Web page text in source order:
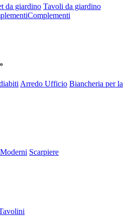
da giardino Tavoli da giardino
Complementi
Arredo Ufficio Biancheria per la
Scarpiere